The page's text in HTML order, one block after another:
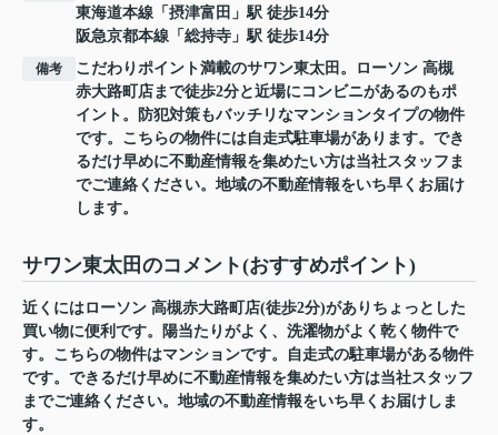
東海道本線 「 摂津富田 」駅 徒歩14分
阪急京都本線 「 総持寺 」駅 徒歩14分
備考
こだわりポイント満載のサワン東太田。ローソン 高槻
赤大路町店まで徒歩2分と近場にコンビニがあるのもポ
イント。防犯対策もバッチリなマンションタイプの物件
です。こちらの物件には自走式駐車場があります。でき
るだけ早めに不動産情報を集めたい方は当社スタッフま
でご連絡ください。地域の不動産情報をいち早くお届け
します。
サワン東太田のコメント(おすすめポイント)
近くにはローソン 高槻赤大路町店(徒歩2分)がありちょっとした
買い物に便利です。陽当たりがよく、洗濯物がよく乾く物件で
す。こちらの物件はマンションです。自走式の駐車場がある物件
です。できるだけ早めに不動産情報を集めたい方は当社スタッフ
までご連絡ください。地域の不動産情報をいち早くお届けしま
す。